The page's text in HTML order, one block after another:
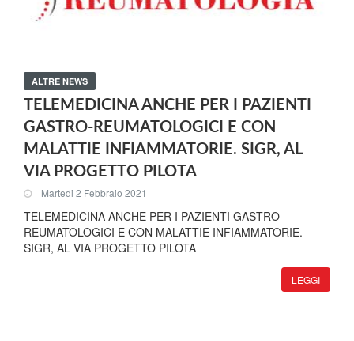
ALTRE NEWS
TELEMEDICINA ANCHE PER I PAZIENTI
GASTRO-REUMATOLOGICI E CON
MALATTIE INFIAMMATORIE. SIGR, AL
VIA PROGETTO PILOTA
Martedi 2 Febbraio 2021
TELEMEDICINA ANCHE PER I PAZIENTI GASTRO-
REUMATOLOGICI E CON MALATTIE INFIAMMATORIE.
SIGR, AL VIA PROGETTO PILOTA
LEGGI